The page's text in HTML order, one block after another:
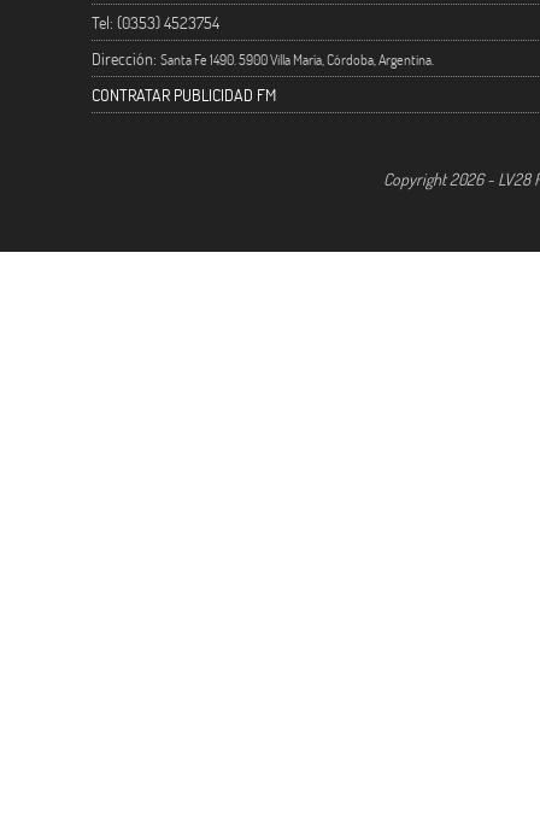
Tel: (0353) 4523754
Dirección: Santa Fe 1490. 5900 Villa María, Córdoba, Argentina.
CONTRATAR PUBLICIDAD FM
Copyright 2026 - LV28